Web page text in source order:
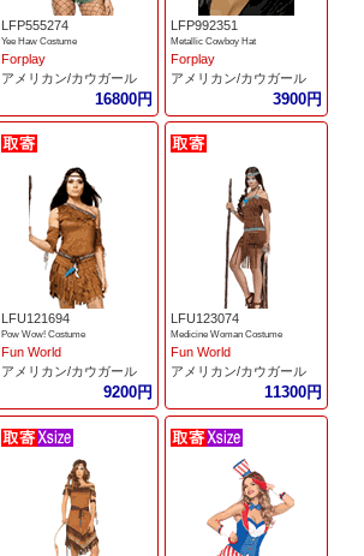
LFP555274
Yee Haw Costume
Forplay
アメリカン/カウガール
16800円
LFP992351
Metallic Cowboy Hat
Forplay
アメリカン/カウガール
3900円
LFU121694
Pow Wow! Costume
Fun World
アメリカン/カウガール
9200円
LFU123074
Medicine Woman Costume
Fun World
アメリカン/カウガール
11300円